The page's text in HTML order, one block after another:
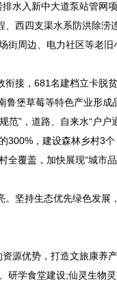
水入新中大道泵站管网
西四支渠水系防洪除
周边、电力社区等老旧
，681名建档立卡脱
堡草莓等特色产业形
”，道路、自来水“户
300%，建设森林乡村3
覆盖，加快展现“城市品
持生态优先绿色发展
优势，打造文旅康养
研学食堂建设;仙灵生物